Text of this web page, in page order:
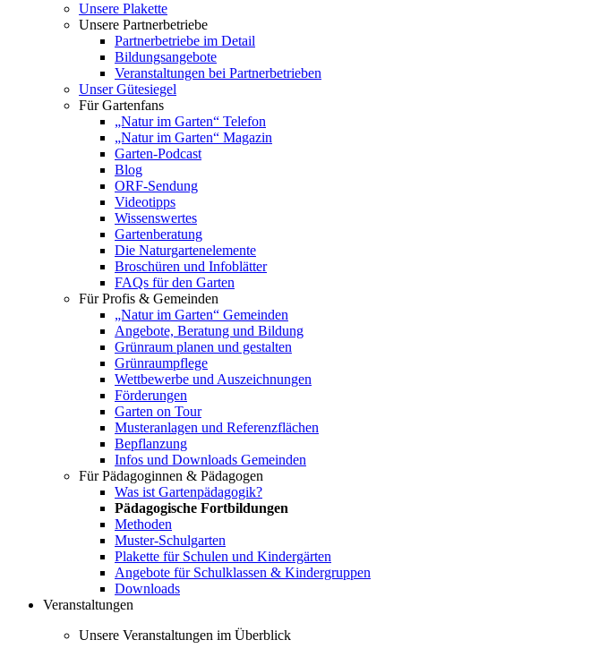
Unsere Plakette
Unsere Partnerbetriebe
Partnerbetriebe im Detail
Bildungsangebote
Veranstaltungen bei Partnerbetrieben
Unser Gütesiegel
Für Gartenfans
„Natur im Garten“ Telefon
„Natur im Garten“ Magazin
Garten-Podcast
Blog
ORF-Sendung
Videotipps
Wissenswertes
Gartenberatung
Die Naturgartenelemente
Broschüren und Infoblätter
FAQs für den Garten
Für Profis & Gemeinden
„Natur im Garten“ Gemeinden
Angebote, Beratung und Bildung
Grünraum planen und gestalten
Grünraumpflege
Wettbewerbe und Auszeichnungen
Förderungen
Garten on Tour
Musteranlagen und Referenzflächen
Bepflanzung
Infos und Downloads Gemeinden
Für Pädagoginnen & Pädagogen
Was ist Gartenpädagogik?
Pädagogische Fortbildungen
Methoden
Muster-Schulgarten
Plakette für Schulen und Kindergärten
Angebote für Schulklassen & Kindergruppen
Downloads
Veranstaltungen
Unsere Veranstaltungen im Überblick